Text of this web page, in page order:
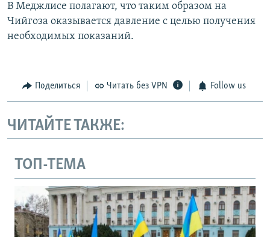
В Меджлисе полагают, что таким образом на
Чийгоза оказывается давление с целью получения
необходимых показаний.
Поделиться Читать без VPN Follow us
ЧИТАЙТЕ ТАКЖЕ:
ТОП-ТЕМА